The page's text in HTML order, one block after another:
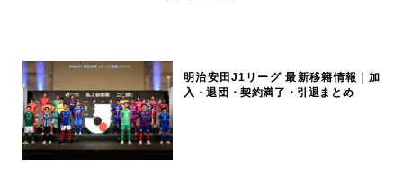
明治安田J1リーグ 最新移籍情報｜加
入・退団・契約満了・引退まとめ